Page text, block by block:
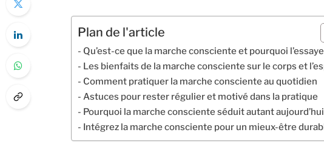
Plan de l'article
Qu’est-ce que la marche consciente et pourquoi
Les bienfaits de la marche consciente sur le corps et
Comment pratiquer la marche consciente au quotidien
Astuces pour rester régulier et motivé dans la pratique
Pourquoi la marche consciente séduit autant
Intégrez la marche consciente pour un mieux-être